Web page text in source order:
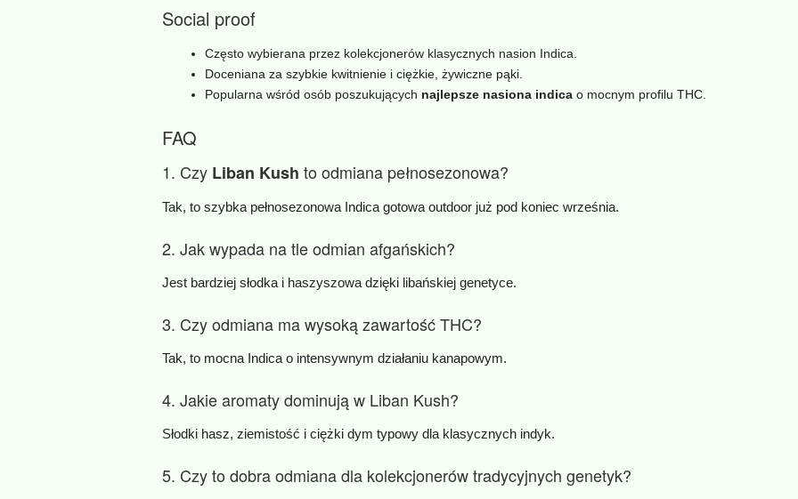
Social proof
Często wybierana przez kolekcjonerów klasycznych nasion Indica.
Doceniana za szybkie kwitnienie i ciężkie, żywiczne pąki.
Popularna wśród osób poszukujących najlepsze nasiona indica o mocnym profilu THC.
FAQ
1. Czy Liban Kush to odmiana pełnosezonowa?
Tak, to szybka pełnosezonowa Indica gotowa outdoor już pod koniec września.
2. Jak wypada na tle odmian afgańskich?
Jest bardziej słodka i haszyszowa dzięki libańskiej genetyce.
3. Czy odmiana ma wysoką zawartość THC?
Tak, to mocna Indica o intensywnym działaniu kanapowym.
4. Jakie aromaty dominują w Liban Kush?
Słodki hasz, ziemistość i ciężki dym typowy dla klasycznych indyk.
5. Czy to dobra odmiana dla kolekcjonerów tradycyjnych genetyk?